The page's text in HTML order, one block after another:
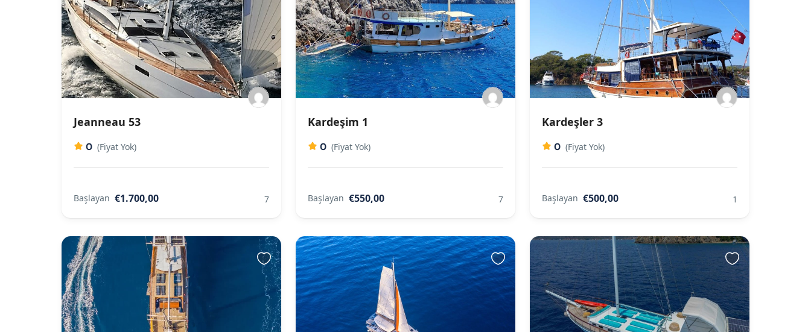
Jeanneau 53
0 (Fiyat Yok)
Başlayan €1.700,00 7
Kardeşim 1
0 (Fiyat Yok)
Başlayan €550,00 7
Kardeşler 3
0 (Fiyat Yok)
Başlayan €500,00 1